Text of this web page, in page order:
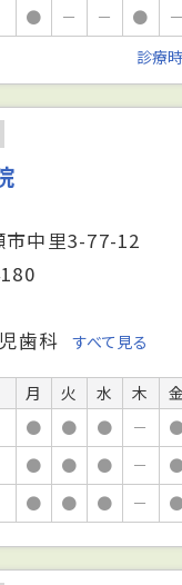
● － － ● －
診療
市中里3-77-12
歯科 すべて見る
月 火 水 木 金
● ● ● －
● ● ● －
● ● ● －